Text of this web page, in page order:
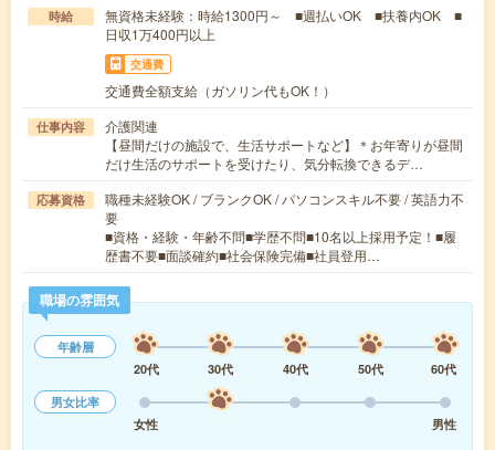
時給
無資格未経験：時給1300円～ ■週払いOK ■扶養内OK ■
日収1万400円以上
交通費
交通費全額支給（ガソリン代もOK！）
仕事内容
介護関連
【昼間だけの施設で、生活サポートなど】＊お年寄りが昼間
だけ生活のサポートを受けたり、気分転換できるデ…
応募資格
職種未経験OK / ブランクOK / パソコンスキル不要 / 英語力不
要
■資格・経験・年齢不問■学歴不問■10名以上採用予定！■履
歴書不要■面談確約■社会保険完備■社員登用…
職場の雰囲気
年齢層
20代
30代 40代 50代
60代
男女比率
女性
男性